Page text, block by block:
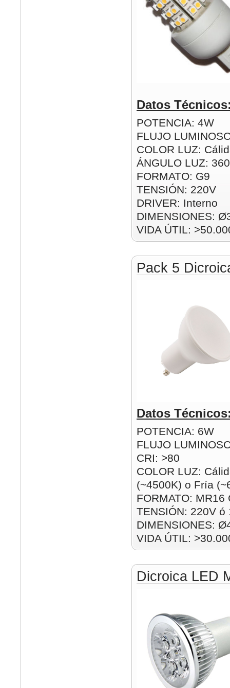
Datos
POTENCIA: 4W
FLUJO
COLOR LUZ:
ÁNGULO LUZ:
FORMATO: G9
TENSIÓN: 220V
DRIVER: Interno
DIMENSIONES:
VIDA ÚTIL:
Pack 5
Datos
POTENCIA: 6W
FLUJO
CRI: >80
COLOR LUZ:
(~4500K) o Fría
FORMATO: MR16
TENSIÓN: 220V ó
DIMENSIONES:
VIDA ÚTIL:
Dicroica LED